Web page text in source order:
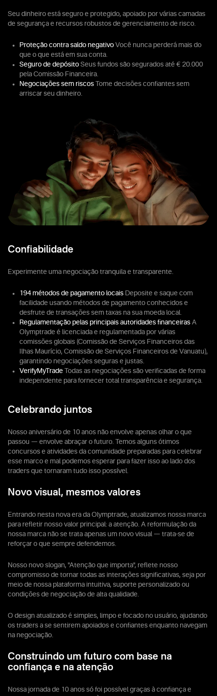
Seu dinheiro está seguro e protegido, apoiado por várias camadas
de segurança e recursos robustos de gerenciamento de risco.
Proteção contra saldo negativo Você nunca perderá mais do
que o que está em sua conta.
Seguro de depósito Seus fundos são segurados até € 20.000
pela Comissão Financeira.
Negociações sem riscos Tome decisões confiantes sem
arriscar seu dinheiro.
Confiabilidade
Experimente uma negociação tranquila e transparente.
194 métodos de pagamento locais Deposite e saque com
facilidade usando métodos de pagamento conhecidos e
desfrute de transações sem taxas na sua moeda local.
Regulamentação pelas principais autoridades financeiras A
Olymptrade é licenciada e regulamentada por várias
comissões globais (Comissão de Serviços Financeiros das
Ilhas Maurício, Comissão de Serviços Financeiros de Vanuatu),
garantindo negociações seguras e justas.
VerifyMyTrade Todas as negociações são verificadas de forma
independente para fornecer total transparência e segurança.
Celebrando juntos
Nosso aniversário de 10 anos não envolve apenas olhar o que
passou — envolve abraçar o futuro. Temos alguns ótimos
concursos e atividades da comunidade preparadas para celebrar
esse marco e mal podemos esperar para fazer isso ao lado dos
traders que tornaram tudo isso possível.
Novo visual, mesmos valores
Entrando nesta nova era da Olymptrade, atualizamos nossa marca
para refletir nosso valor principal: a atenção. A reformulação da
nossa marca não se trata apenas um novo visual — trata-se de
reforçar o que sempre defendemos.
Nosso novo slogan, "Atenção que importa", reflete nosso
compromisso de tornar todas as interações significativas, seja por
meio de nossa plataforma intuitiva, suporte personalizado ou
condições de negociação de alta qualidade.
O design atualizado é simples, limpo e focado no usuário, ajudando
os traders a se sentirem apoiados e confiantes enquanto navegam
na negociação.
Construindo um futuro com base na
confiança e na atenção
Nossa jornada de 10 anos só foi possível graças à confiança e